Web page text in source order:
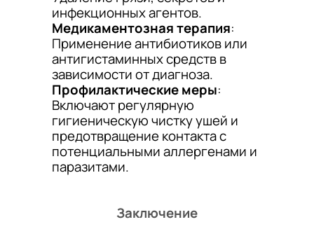
инфекционных агентов.
Медикаментозная терапия:
Применение антибиотиков или
антигистаминных средств в
зависимости от диагноза.
Профилактические меры:
Включают регулярную
гигиеническую чистку ушей и
предотвращение контакта с
потенциальными аллергенами и
паразитами.
Заключение